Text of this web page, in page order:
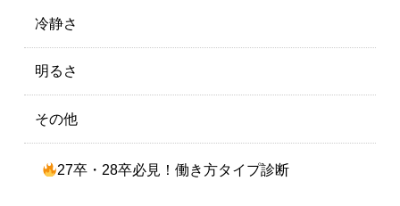
冷静さ
明るさ
その他
27卒・28卒必見！働き方タイプ診断